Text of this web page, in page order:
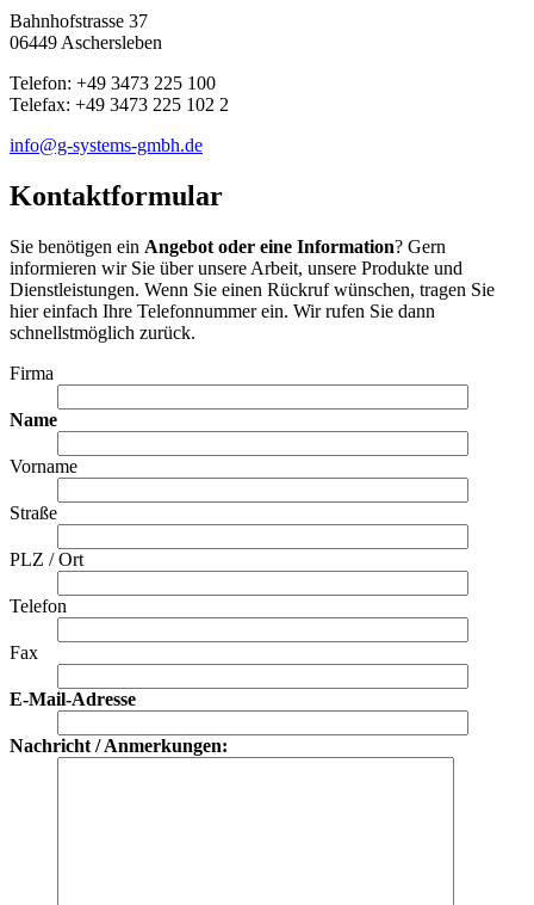
Bahnhofstrasse 37
06449 Aschersleben
Telefon: +49 3473 225 100
Telefax: +49 3473 225 102 2
info@g-systems-gmbh.de
Kontaktformular
Sie benötigen ein Angebot oder eine Information? Gern
informieren wir Sie über unsere Arbeit, unsere Produkte und
Dienstleistungen. Wenn Sie einen Rückruf wünschen, tragen Sie
hier einfach Ihre Telefonnummer ein. Wir rufen Sie dann
schnellstmöglich zurück.
Firma
Name
Vorname
Straße
PLZ / Ort
Telefon
Fax
E-Mail-Adresse
Nachricht / Anmerkungen: